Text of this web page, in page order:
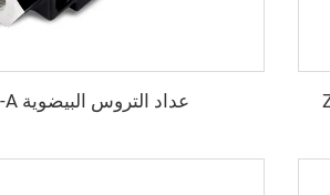
عداد التروس البيضوية ZCOGM-A